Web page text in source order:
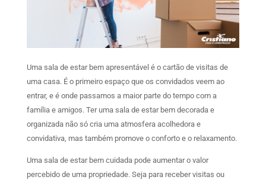
Uma sala de estar bem apresentável é o cartão de visitas de
uma casa. É o primeiro espaço que os convidados veem ao
entrar, e é onde passamos a maior parte do tempo com a
família e amigos. Ter uma sala de estar bem decorada e
organizada não só cria uma atmosfera acolhedora e
convidativa, mas também promove o conforto e o relaxamento.
Uma sala de estar bem cuidada pode aumentar o valor
percebido de uma propriedade. Seja para receber visitas ou